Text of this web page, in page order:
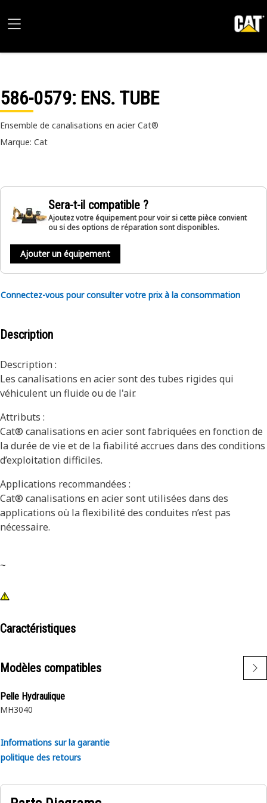
586-0579: ENS. TUBE
Ensemble de canalisations en acier Cat®
Marque: Cat
Sera-t-il compatible ?
Ajoutez votre équipement pour voir si cette pièce convient
ou si des options de réparation sont disponibles.
Ajouter un équipement
Connectez-vous pour consulter votre prix à la consommation
Description
Description :
Les canalisations en acier sont des tubes rigides qui
véhiculent un fluide ou de l'air.
Attributs :
Cat® canalisations en acier sont fabriquées en fonction de
la durée de vie et de la fiabilité accrues dans des conditions
d’exploitation difficiles.
Applications recommandées :
Cat® canalisations en acier sont utilisées dans des
applications où la flexibilité des conduites n’est pas
nécessaire.
~
Caractéristiques
Modèles compatibles
Pelle Hydraulique
MH3040
Informations sur la garantie
politique des retours